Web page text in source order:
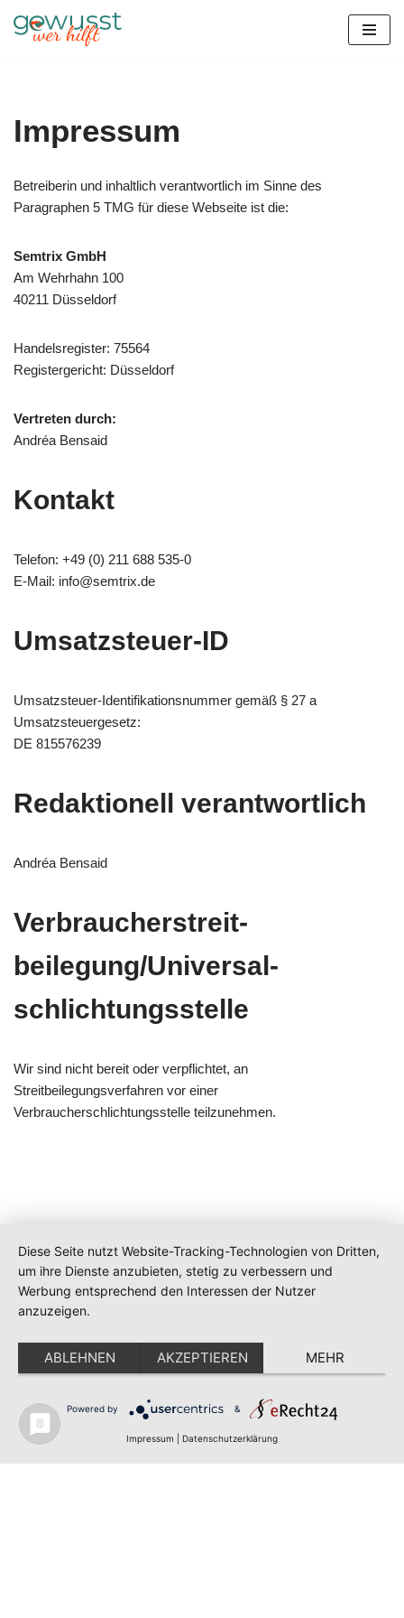
Impressum
Betreiberin und inhaltlich verantwortlich im Sinne des
Paragraphen 5 TMG für diese Webseite ist die:
Semtrix GmbH
Am Wehrhahn 100
40211 Düsseldorf
Handelsregister: 75564
Registergericht: Düsseldorf
Vertreten durch:
Andréa Bensaid
Kontakt
Telefon: +49 (0) 211 688 535-0
E-Mail: info@semtrix.de
Umsatzsteuer-ID
Umsatzsteuer-Identifikationsnummer gemäß § 27 a
Umsatzsteuergesetz:
DE 815576239
Redaktionell verantwortlich
Andréa Bensaid
Verbraucher­streit­
beilegung/Universal­
schlichtungs­stelle
Wir sind nicht bereit oder verpflichtet, an
Streitbeilegungsverfahren vor einer
Verbraucherschlichtungsstelle teilzunehmen.
Impressum Datenschutz
Copyright - Gewusst wer hilft
Diese Seite nutzt Website-Tracking-Technologien von Dritten,
um ihre Dienste anzubieten, stetig zu verbessern und
Werbung entsprechend den Interessen der Nutzer
anzuzeigen.
ABLEHNEN AKZEPTIEREN MEHR
Powered by &
Impressum Datenschutzerklärung